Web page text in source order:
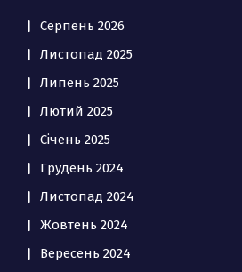
Серпень 2026
Листопад 2025
Липень 2025
Лютий 2025
Січень 2025
Грудень 2024
Листопад 2024
Жовтень 2024
Вересень 2024